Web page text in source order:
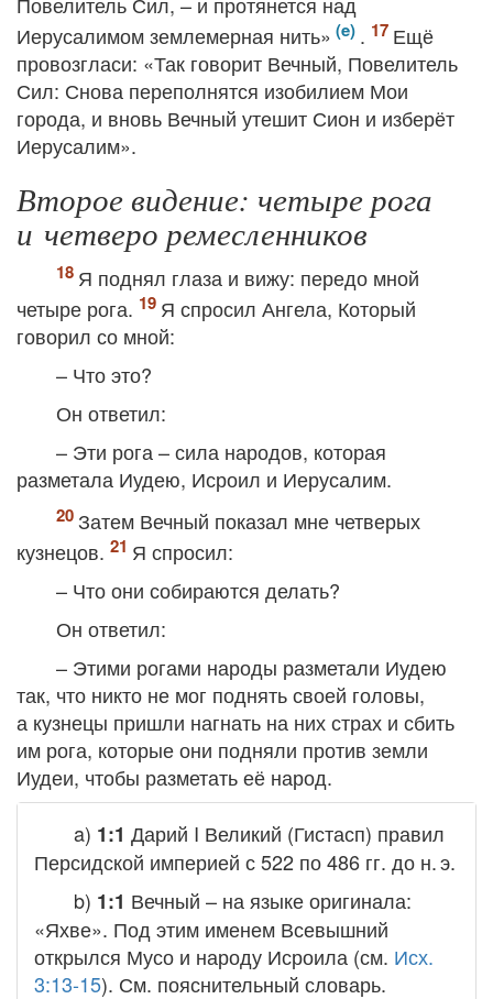
Иерусалимом землемерная нить»
.
Ещё
провозгласи: «Так говорит Вечный, Повелитель
Сил: Снова переполнятся изобилием Мои
города, и вновь Вечный утешит Сион и изберёт
Иерусалим».
Второе видение: четыре рога
и четверо ремесленников
Я поднял глаза и вижу: передо мной
четыре рога.
Я спросил Ангела, Который
говорил со мной:
– Что это?
Он ответил:
– Эти рога – сила народов, которая
разметала Иудею, Исроил и Иерусалим.
Затем Вечный показал мне четверых
кузнецов.
Я спросил:
– Что они собираются делать?
Он ответил:
– Этими рогами народы разметали Иудею
так, что никто не мог поднять своей головы,
а кузнецы пришли нагнать на них страх и сбить
им рога, которые они подняли против земли
Иудеи, чтобы разметать её народ.
a) 1:1 Дарий I Великий (Гистасп) правил
Персидской империей с 522 по 486 гг. до н. э.
b) 1:1 Вечный – на языке оригинала:
«Яхве». Под этим именем Всевышний
открылся Мусо и народу Исроила (см. Исх.
3:13-15). См. пояснительный словарь.